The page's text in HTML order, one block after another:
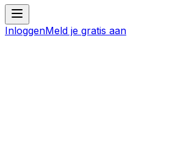
InloggenMeld je gratis aan